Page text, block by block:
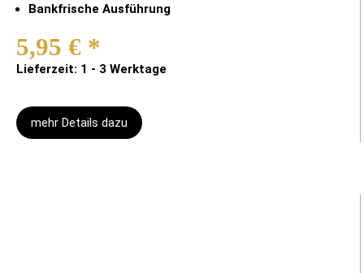
Bankfrische Ausführung
5,95 € *
Lieferzeit: 1 - 3 Werktage
mehr Details dazu